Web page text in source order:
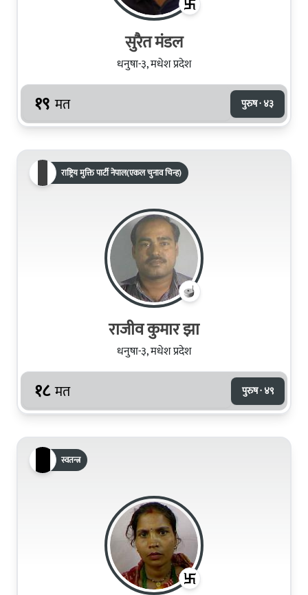
सुरैत मंडल
धनुषा-३, मधेश प्रदेश
१९ मत पुरुष · ४३
राष्ट्रिय मुक्ति पार्टी नेपाल(एकल चुनाव चिन्ह)
राजीव कुमार झा
धनुषा-३, मधेश प्रदेश
१८ मत पुरुष · ४९
स्वतन्त्र